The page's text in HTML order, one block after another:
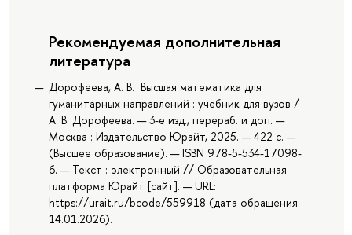
Рекомендуемая дополнительная
литература
Дорофеева, А. В. Высшая математика для
гуманитарных направлений : учебник для вузов /
А. В. Дорофеева. — 3-е изд., перераб. и доп. —
Москва : Издательство Юрайт, 2025. — 422 с. —
(Высшее образование). — ISBN 978-5-534-17098-
6. — Текст : электронный // Образовательная
платформа Юрайт [сайт]. — URL:
https://urait.ru/bcode/559918 (дата обращения:
14.01.2026).